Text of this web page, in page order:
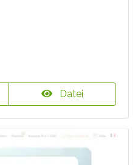
Datei